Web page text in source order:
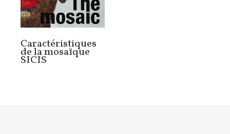
Caractéristiques
de la mosaïque
SICIS